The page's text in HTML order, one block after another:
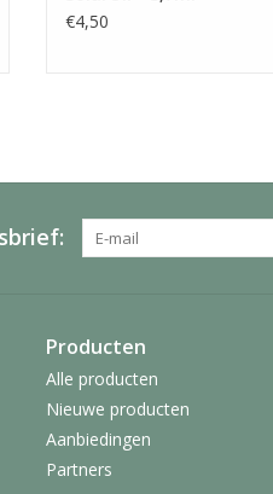
€4,50
Producten
Alle producten
Nieuwe producten
Aanbiedingen
Partners